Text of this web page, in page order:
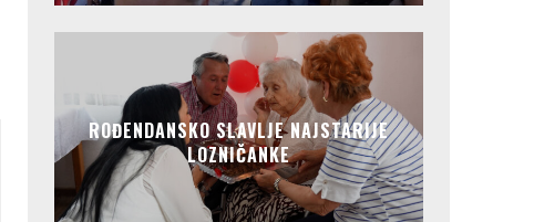
ROĐENDANSKO SLAVLJE NAJSTARIJE
LOZNIČANKE